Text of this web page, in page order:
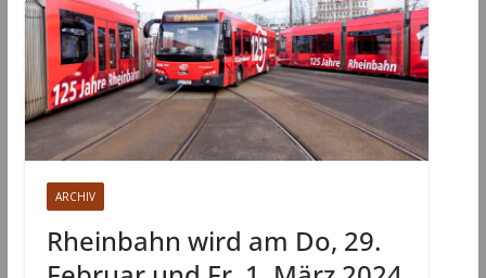
ARCHIV
Rheinbahn wird am Do, 29.